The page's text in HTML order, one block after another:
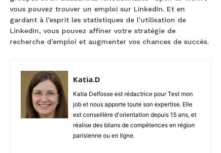
vous pouvez trouver un emploi sur LinkedIn. Et en
gardant à l’esprit les statistiques de l’utilisation de
LinkedIn, vous pouvez affiner votre stratégie de
recherche d’emploi et augmenter vos chances de succès.
Katia.D
Katia Delfosse est rédactrice pour Test mon
job et nous apporte toute son expertise. Elle
est conseillère d'orientation depuis 15 ans, et
réalise des bilans de compétences en région
parisienne ou en ligne.